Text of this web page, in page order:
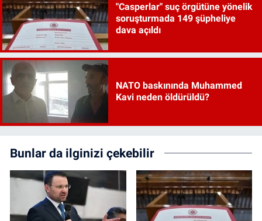
"Casperlar" suç örgütüne yönelik
soruşturmada 149 şüpheliye
dava açıldı
NATO baskınında Muhammed
Kavi neden öldürüldü?
Bunlar da ilginizi çekebilir